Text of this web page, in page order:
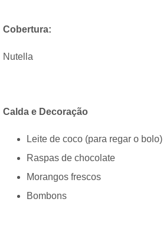
Cobertura:
Nutella
Calda e Decoração
Leite de coco (para regar o bolo)
Raspas de chocolate
Morangos frescos
Bombons